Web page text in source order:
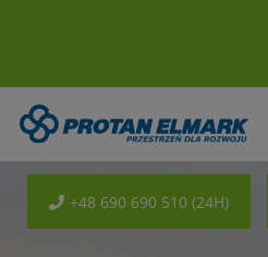
+48 690 690 510 (24H)